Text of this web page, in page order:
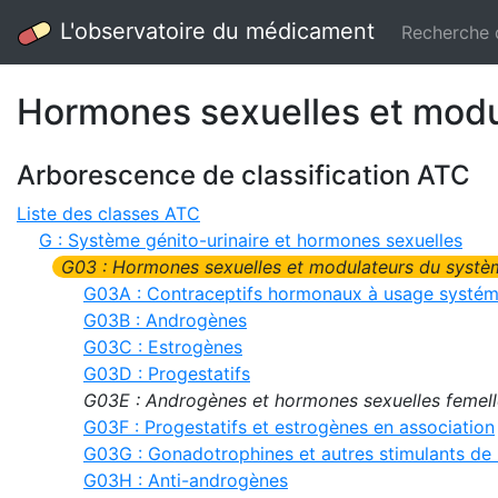
L'observatoire du médicament Recherche
Hormones sexuelles et
Arborescence de classification ATC
Liste des classes ATC
G : Système génito-urinaire et hormones sexuelles
G03 : Hormones sexuelles et modulateurs du
G03A : Contraceptifs hormonaux à usage
G03B : Androgènes
G03C : Estrogènes
G03D : Progestatifs
G03E : Androgènes et hormones sexuelles
G03F : Progestatifs et estrogènes en association
G03G : Gonadotrophines et autres stimulants
G03H : Anti-androgènes